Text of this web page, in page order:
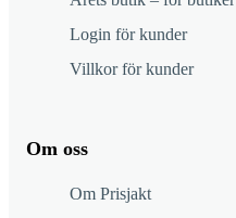
Login för kunder
Villkor för kunder
Om oss
Om Prisjakt